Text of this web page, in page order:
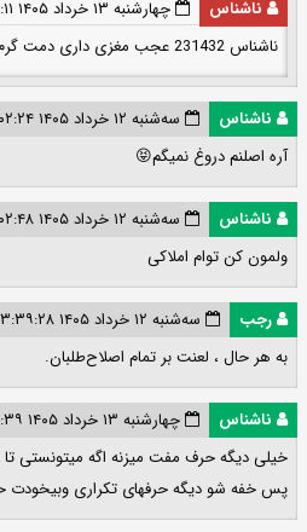
ناشناس
چهارشنبه ۱۳ خرداد ۱۴۰۵ ۰۷:۵۴:۱۱
ناشناس 231432 عجب مغزی داری دمت گرم
ناشناس
سه‌شنبه ۱۲ خرداد ۱۴۰۵ ۲۳:۰۲:۲۴
آره اصلنم دروغ نمیگم😝
ناشناس
سه‌شنبه ۱۲ خرداد ۱۴۰۵ ۲۳:۰۲:۴۸
ولمون کن توام املاکی
رجب
سه‌شنبه ۱۲ خرداد ۱۴۰۵ ۲۳:۳۹:۲۸
به هر حال ، لعنت بر تمام اصلاح‌طلبان.
ناشناس
چهارشنبه ۱۳ خرداد ۱۴۰۵ ۰۰:۲۰:۳۹
خیلی دیگه حرف مفت میزنه اگه میتونستی تا
پس خفه شو دیگه حرفهای تکراری وبیخودت